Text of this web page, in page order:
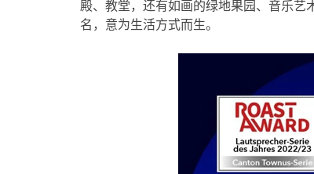
殿、教堂，还有如画的绿地果园、音乐艺
名，意为生活方式而生。